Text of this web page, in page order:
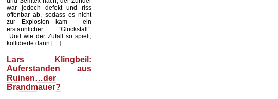
war jedoch defekt und riss
offenbar ab, sodass es nicht
zur Explosion kam – ein
erstaunlicher “Glücksfall“.
Und wie der Zufall so spielt,
kollidierte dann […]
Lars Klingbeil:
Auferstanden aus
Ruinen…der
Brandmauer?